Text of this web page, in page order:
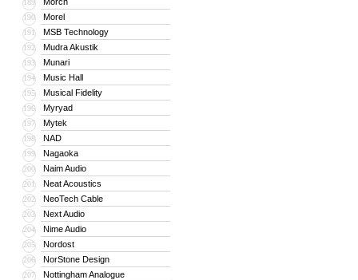
189
190 Morel
191 MSB Technology
192 Mudra Akustik
193 Munari
194 Music Hall
195 Musical Fidelity
196 Myryad
197 Mytek
198 NAD
199 Nagaoka
200 Naim Audio
201 Neat Acoustics
202 NeoTech Cable
203 Next Audio
204 Nime Audio
205 Nordost
206 NorStone Design
207 Nottingham Analogue